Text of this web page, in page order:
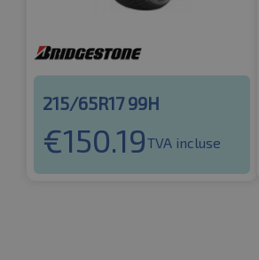
215/65R17 99H
€150.19TVA incluse